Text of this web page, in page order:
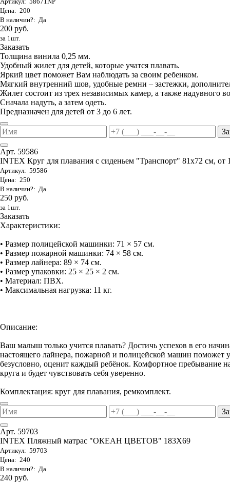
Артикул: 58671NP
Цена: 200
В наличии?: Да
200 руб.
за 1шт.
Заказать
Толщина винила 0,25 мм.
Удобный жилет для детей, которые учатся плавать.
Яркий цвет поможет Вам наблюдать за своим ребенком.
Мягкий внутренний шов, удобные ремни – застежки,
Жилет состоит из трех независимых камер, а также надувного
Сначала надуть, а затем одеть.
Предназначен для детей от 3 до 6 лет.
Арт. 59586
INTEX Круг для плавания с сиденьем "Транспорт" 81х72 см,
Артикул: 59586
Цена: 250
В наличии?: Да
250 руб.
за 1шт.
Заказать
Характеристики:
• Размер полицейской машинки: 71 × 57 см.
• Размер пожарной машинки: 74 × 58 см.
• Размер лайнера: 89 × 74 см.
• Размер упаковки: 25 × 25 × 2 см.
• Материал: ПВХ.
• Максимальная нагрузка: 11 кг.
Описание:
Ваш малыш только учится плавать? Достичь успехов в его
настоящего лайнера, пожарной и полицейской машин поможет
безусловно, оценит каждый ребёнок. Комфортное пребывание
круга и будет чувствовать себя уверенно.
Комплектация: круг для плавания, ремкомплект.
Арт. 59703
INTEX Пляжный матрас "ОКЕАН ЦВЕТОВ" 183Х69
Артикул: 59703
Цена: 240
В наличии?: Да
240 руб.